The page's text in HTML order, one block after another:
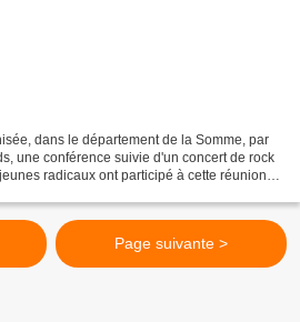
dans le département de la Somme, par
une conférence suivie d'un concert de rock
radicaux ont participé à cette réunion
Page suivante >